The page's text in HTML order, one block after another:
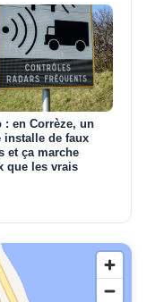
: en Corrèze, un
installe de faux
et ça marche
que les vrais